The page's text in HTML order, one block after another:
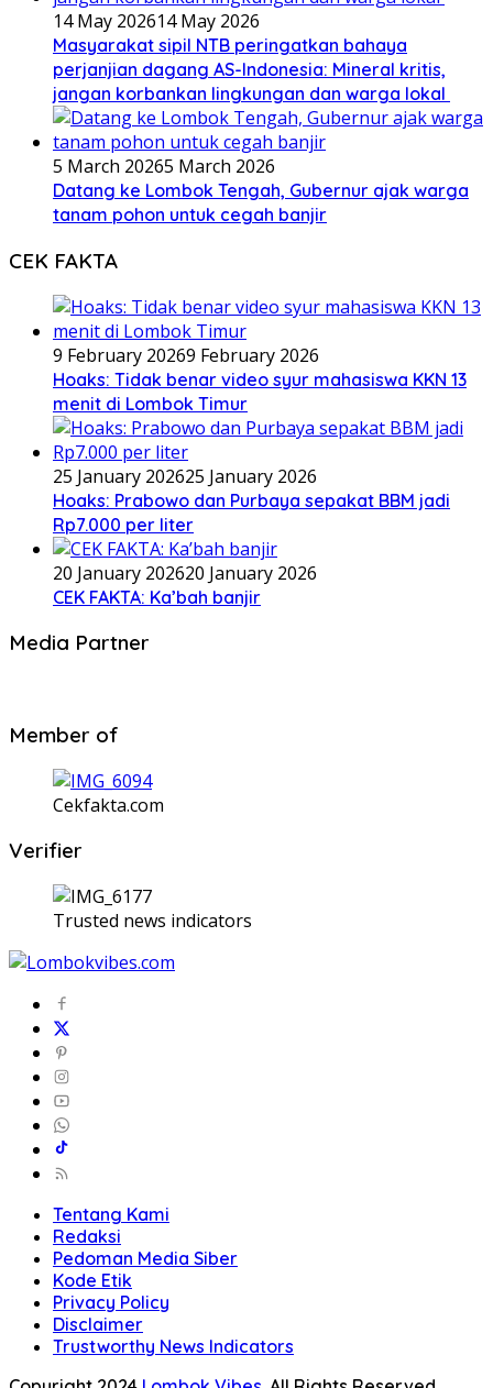
14 May 202614 May 2026
Masyarakat sipil NTB peringatkan bahaya
perjanjian dagang AS-Indonesia: Mineral kritis,
jangan korbankan lingkungan dan warga lokal
5 March 20265 March 2026
Datang ke Lombok Tengah, Gubernur ajak warga
tanam pohon untuk cegah banjir
CEK FAKTA
9 February 20269 February 2026
Hoaks: Tidak benar video syur mahasiswa KKN 13
menit di Lombok Timur
25 January 202625 January 2026
Hoaks: Prabowo dan Purbaya sepakat BBM jadi
Rp7.000 per liter
20 January 202620 January 2026
CEK FAKTA: Ka’bah banjir
Media Partner
Member of
Cekfakta.com
Verifier
Trusted news indicators
Tentang Kami
Redaksi
Pedoman Media Siber
Kode Etik
Privacy Policy
Disclaimer
Trustworthy News Indicators